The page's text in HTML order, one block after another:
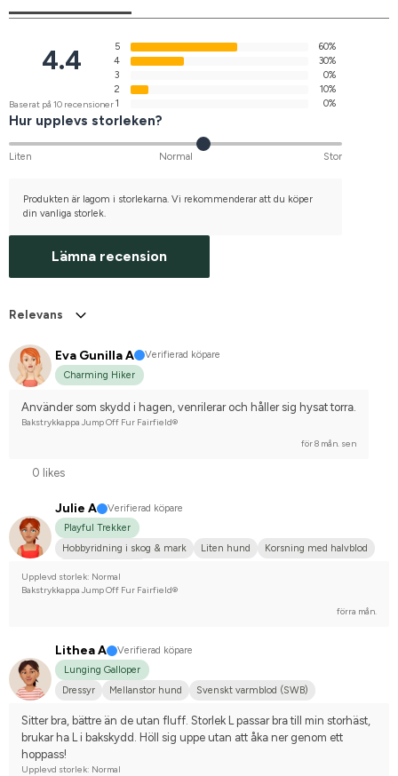
4.4
Baserat på 10 recensioner
5
60%
4
30%
3
0%
2
10%
1
0%
Hur upplevs storleken?
Liten Normal Stor
Produkten är lagom i storlekarna. Vi rekommenderar att du köper
din vanliga storlek.
Lämna recension
Relevans
Eva Gunilla A
Verifierad köpare
Charming Hiker
Använder som skydd i hagen, venrilerar och håller sig hysat torra.
Bakstrykkappa Jump Off Fur Fairfield®
för 8 mån. sen
0 likes
Julie A
Verifierad köpare
Playful Trekker
Hobbyridning i skog & mark
Liten hund
Korsning med halvblod
Upplevd storlek: Normal
Bakstrykkappa Jump Off Fur Fairfield®
förra mån.
Lithea A
Verifierad köpare
Lunging Galloper
Dressyr
Mellanstor hund Svenskt varmblod (SWB)
Sitter bra, bättre än de utan fluff. Storlek L passar bra till min storhäst,
brukar ha L i bakskydd. Höll sig uppe utan att åka ner genom ett
hoppass!
Upplevd storlek: Normal